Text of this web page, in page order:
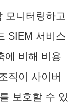
모니터링하고
SIEM 서비스
에 비해 비용
직이 사이버
보호할 수 있